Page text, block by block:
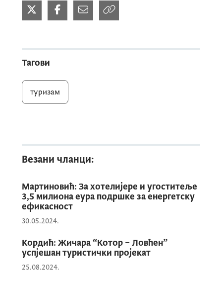
граничним прелазима и аеродромима, уз
подјелу промотивних материјала, поклона
аеродромима у Подгорици и Тивту, гдје
промотери дочекују путнике из бројних
прелаза, како би што већи број
црногорско гостопримство већ на самом
уласку у земљу.
Туристима ће бити уручивани симболични
поклони, промотивни материјали,
информације о туристичкој понуди, као и
Тагови
туризам
Везани чланци:
Мартиновић: За хотелијере и угоститеље
3,5 милиона еура подршке за енергетску
ефикасност
30.05.2024.
Кордић: Жичара “Котор – Ловћен”
успјешан туристички пројекат
25.08.2024.